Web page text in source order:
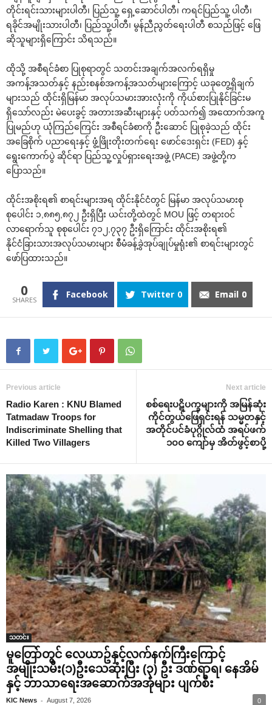
တိုင်းရင်းသားများပါတီ၊ ပြည်သူ့ ‌ရှေ့‌ဆောင်ပါတီ၊ ကရင်ပြည်သူ့ ပါတီ၊
ရခိုင်အမျိုးသားပါတီ၊ ပြည်သူ့ပါတီ၊ မွန်ညီညွတ်‌ရေးပါတီ စသည်ဖြင့် ‌ဖြေ
ဆိုသူများရှိ‌ကြောင်း သိရသည်။
ထိုသို့ အစီရင်ခံစာ ပြုစုရာတွင် သတင်းအချက်အလက်ရရှိမှု
အကန့်အသတ်နှင့် နည်းစနစ်အကန့်အသတ်များ‌ကြောင့် ယခု‌တွေ့ရှိချက်
များသည် ထိုင်းရှိမြန်မာ အလုပ်သမားအားလုံးကို ကိုယ်စားပြုနိုင်ခြင်းမ
ရှိ‌သော်လည်း မဲ‌ပေးခွင့် အတားအဆီးများနှင့် ပတ်သက်၍ အ‌ထောက်အကူ
ပြုမည်ဟု ယုံကြည်‌ကြေင်း အစီရင်ခံစာကို ဦး‌ဆောင် ပြုစုခဲ့သည် ထိုင်း
အ‌ခြေစိုက် ပညာ‌ရေးနှင့် ဖွံ့ဖြိုးတိုးတက်‌ရေး ‌ဖောင်‌ဒေးရှင်း (FED) နှင့်
‌ရွေး‌ကောက်ပွဲ ဆိုင်ရာ ပြည်သူ့လှုပ်ရှား‌ရေးအဖွဲ့ (PACE) အဖွဲ့တို့က
‌ပြောသည်။
ထိုင်းအစိုးရ၏ စာရင်းများအရ ထိုင်းနိုင်ငံတွင် မြန်မာ အလုပ်သမားစု
စု‌ပေါင်း ၁,၈၈၅,၈၇၂ ဦးရှိပြီး ယင်းတို့ထဲတွင် MOU ဖြင့် တရားဝင်
လာ‌ရောက်သူ စုစု‌ပေါင်း ၇၁၂,၇၃၇ ဦးရှိ‌ကြောင်း ထိုင်းအစိုးရ၏
နိုင်ငံခြားသားအလုပ်သမားများ စီမံခန့်ခွဲအုပ်ချုပ်မှုရုံး၏ စာရင်းများတွင်
‌ဖော်ပြထားသည်။
0 Facebook Twitter 0 Email 0
Previous article
Radio Karen : KNU Blamed
Tatmadaw Troops for
Indiscriminate Shelling that
Killed Two Villagers
Next article
စစ်‌ရေးပဋိပက္ခများကို အမြန်ဆုံး
ကိုင်တွယ်‌ဖြေရှင်းရန် သမ္မတနှင့်
အတိုင်ပင်ခံပုဂ္ဂိုလ်ထံ အရပ်ဖက်
၁၀ဝ ‌ကျော်မှ အိတ်ဖွင့်စာပို့
သတင်း
မူတြော်တွင် လေယာဥ်နှင့်လက်နက်ကြီးကြောင့်
အမျိုးသမီး(၁)ဦးသေဆုံးပြီး (၃) ဦး ဒဏ်ရာရ၊ နေအိမ်
နှင့် ဘာသာရေးအဆောက်အအုံများ ပျက်စီး
KIC News - August 7, 2026 0